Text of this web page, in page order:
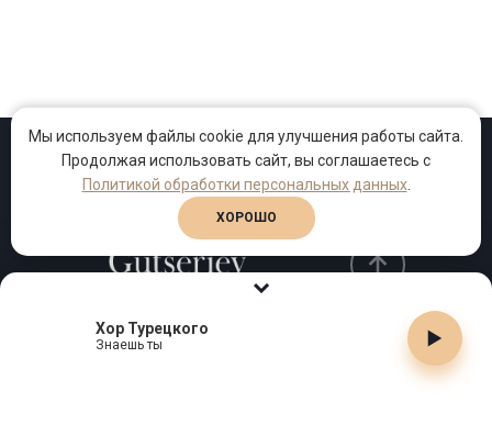
Хор Турецкого
Знаешь ты
Проекты Песни Клипы
Телефон:
Мы используем файлы cookie для улучшения работы сайта.
Продолжая использовать сайт, вы соглашаетесь с
Политикой обработки персональных данных.
ХОРОШО